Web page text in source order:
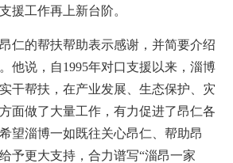
援工作再上新台阶。
的帮扶帮助表示感谢，并简要介绍
他说，自1995年对口支援以来，淄博
干帮扶，在产业发展、生态保护、灾
面做了大量工作，有力促进了昂仁各
望淄博一如既往关心昂仁、帮助昂
予更大支持，合力谱写“淄昂一家